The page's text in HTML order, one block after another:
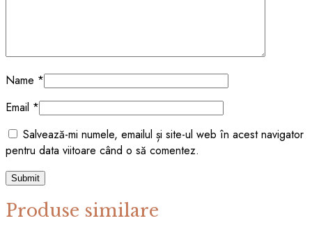
Name *
Email *
Salvează-mi numele, emailul și site-ul web în acest navigator
pentru data viitoare când o să comentez.
Produse similare